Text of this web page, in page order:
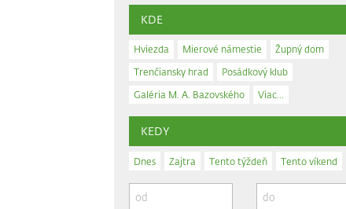
KDE
Hviezda Mierové námestie
Župný dom
Trenčiansky hrad
Posádkový klub
Galéria M. A. Bazovského
Viac...
KEDY
Dnes Zajtra Tento týždeň Tento víkend